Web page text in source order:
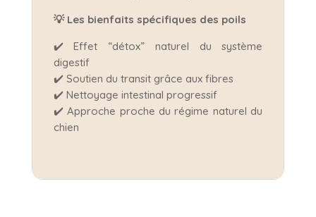
💡Les bienfaits spécifiques des poils
✔️ Effet “détox” naturel du système
digestif
✔️ Soutien du transit grâce aux fibres
✔️ Nettoyage intestinal progressif
✔️ Approche proche du régime naturel du
chien